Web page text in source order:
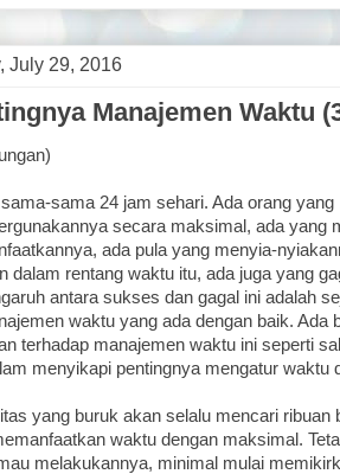
July 29, 2016
Manajemen Waktu
sama 24 jam sehari. Ada orang yang
secara maksimal, ada yang
ada pula yang menyia-
dalam rentang waktu itu, ada juga yang
antara sukses dan gagal ini adalah
waktu yang ada dengan baik. Ada
terhadap manajemen waktu ini seperti
menyikapi pentingnya mengatur waktu
yang buruk akan selalu mencari ribuan
waktu dengan maksimal.
melakukannya, minimal mulai